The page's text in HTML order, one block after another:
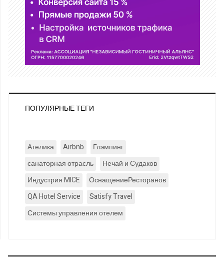
ПОПУЛЯРНЫЕ ТЕГИ
Ателика Airbnb
Глэмпинг
санаторная отрасль
Нечай и Судаков
Индустрия MICE
ОснащениеРесторанов
QA Hotel Service
Satisfy Travel
Системы управления отелем